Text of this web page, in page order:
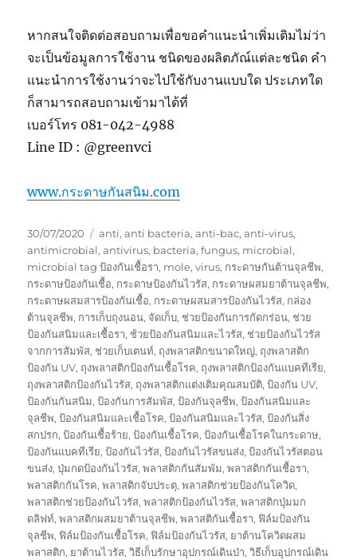
หากสนใจติดต่อสอบถามเพื่อขอคำแนะนำเพิ่มเติมไม่ว่า
จะเป็นข้อมูลการใช้งาน ชนิดของผลิตภัณ์แต่ละชนิด คำ
แนะนำการใช้งานว่าจะไปใช้กับงานแบบใด ประเภทใด
ก็สามารถสอบถามเข้ามาได้ที่
เบอร์โทร 081-042-4988
Line ID : @greenvci
www.กระดาษกันสนิม.com
Posted
on
30/07/2020 Tags
anti,anti bacteria,anti-bac,anti-virus,
antimicrobial,antivirus, bacteria,fungus, microbial,
microbial tag ป้องกันเชื้อรา, mole,virus, กระดาษกันต้านจุลชีพ,
กระดาษป้องกันเชื้อ, กระดาษป้องกันไวรัส, กระดาษผสมยาต้านจุลชีพ,
กระดาษผสมสารป้องกันเชื้อ, กระดาษผสมสารป้องกันไวรัส, กล่อง
ต้านจุลชีพ, การเก็บถุงนอน, จัดเก็บ, ช่วยป้องกันการกัดกร่อน, ช่วย
ป้องกันสนิมและเชื้อรา, ช้วยป้องกันสนิมและไวรัส, ช่วยป้องกันไวรัส
จากการสัมพัส, ช่วยเก็บเตนท์, ถุงพลาสติกขนาดใหญ่, ถุงพลาสติก
ป้องกัน UV, ถุงพลาสติกป้องกันเชื้อโรค, ถุงพลาสติกป้องกันแบคทีเรีย,
ถุงพลาสติกป้องกันไวรัส, ถุงพลาสติกแต่งเติมคุณสมบัติ,ป้องกัน UV,
ป้องกันกันสนิม,ป้องกันการสัมพัส,ป้องกันจุลชีพ,ป้องกันสนิมและ
จุลชีพ,ป้องกันสนิมและเชื้อโรค,ป้องกันสนิมและไวรัส,ป้องกันสิ่ง
สกปรก,ป้องกันเชื้อร้าย,ป้องกันเชื้อโรค,ป้องกันเชื้อโรคในกระดาษ,
ป้องกันแบคทีเรีย,ป้องกันไวรัส,ป้องกันไวรัสขนส่ง,ป้องกันไวรัสตอน
ขนส่ง,ปุ่มกดป้องกันไวรัส,พลาสติกกันสัมพัม,พลาสติกกันเชื้อรา,
พลาสติกกันโรค,พลาสติกจับประตุ,พลาสติกช่วยป้องกันโควิด,
พลาสติกช่วยป้องกันไวรัส,พลาสติกป้องกันไวรัส,พลาสติกปุ่มมก
ดลิฟท์,พลาสติกผสมยาต้านจุลชีพ,พลาสติกันเชื้อรา, ฟิล์มป้องกัน
จุลชีพ, ฟิล์มป้องกันเชื้อโรค, ฟิล์มป้องกันไวรัส, ยาต้านโควิดผสม
พลาสติก, ยาต้านไวรัส,วิธีเก็บรักษาอุปกรณ์เดินป่า,วิธีเก็บอุปกรณ์เดิน